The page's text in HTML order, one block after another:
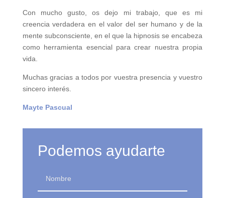
Con mucho gusto, os dejo mi trabajo, que es mi
creencia verdadera en el valor del ser humano y de la
mente subconsciente, en el que la hipnosis se encabeza
como herramienta esencial para crear nuestra propia
vida.
Muchas gracias a todos por vuestra presencia y vuestro
sincero interés.
Mayte Pascual
Podemos ayudarte